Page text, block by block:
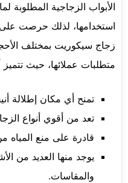
الأبواب الزجاجية المطلوبة
استخدامها، لذلك حرصت
زجاج سيكوريت بمختلف
متطلبات عملائها، حيث
تمنح أي مكان إطلالة
تعد من أقوي أنواع
قادرة على منع
يوجد منها العديد من
والمقاسات.